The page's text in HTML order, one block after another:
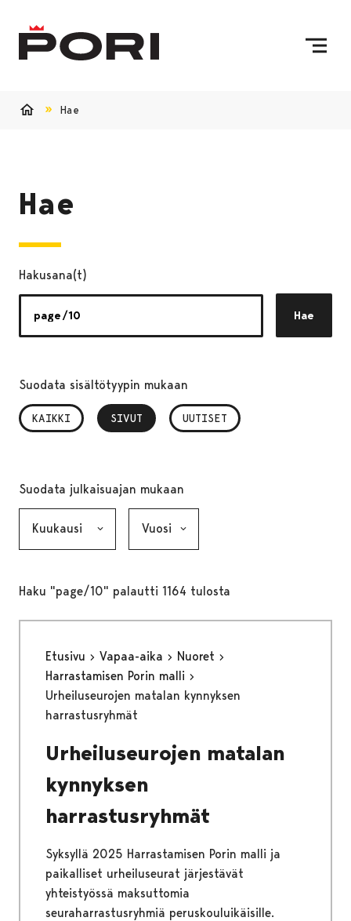
Hae
Hae
Hakusana(t)
Hae
Suodata sisältötyypin mukaan
KAIKKI SIVUT
, VALITTU UUTISET
Suodata julkaisuajan mukaan
Haku "page/10" palautti 1164 tulosta
Etusivu Vapaa-aika
Nuoret
Harrastamisen Porin malli
Urheiluseurojen matalan kynnyksen
harrastusryhmät
Urheiluseurojen matalan
kynnyksen
harrastusryhmät
Syksyllä 2025 Harrastamisen Porin malli ja
paikalliset urheiluseurat järjestävät
yhteistyössä maksuttomia
seuraharrastusryhmiä peruskouluikäisille.